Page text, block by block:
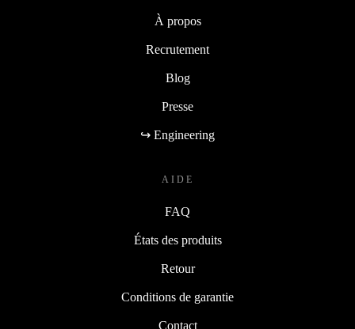
À propos
Recrutement
Blog
Presse
↪ Engineering
AIDE
FAQ
États des produits
Retour
Conditions de garantie
Contact